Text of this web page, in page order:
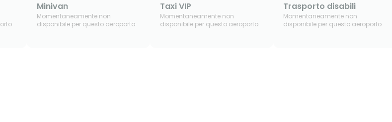
Minivan
Momentaneamente non
disponibile per questo aeroporto
Taxi VIP
Momentaneamente non
disponibile per questo aeroporto
Trasporto disabili
Momentaneamente non
disponibile per questo aeroporto